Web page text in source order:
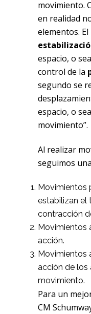
movimiento.
en realidad
elementos.
espacio, o
control de la
segundo se
espacio, o
movimiento”.
Al realizar
seguimos
Movimientos
estabilizan el
contracción
Movimientos
acción.
Movimientos
acción de los
movimiento.
Para un
CM